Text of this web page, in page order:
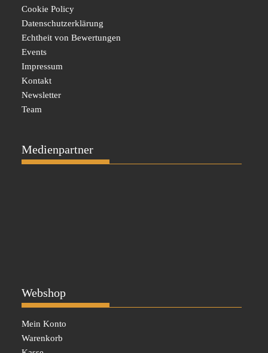
Cookie Policy
Datenschutzerklärung
Echtheit von Bewertungen
Events
Impressum
Kontakt
Newsletter
Team
Medienpartner
Webshop
Mein Konto
Warenkorb